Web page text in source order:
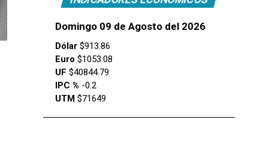
Domingo 09 de Agosto del 2026
Dólar $913.86
Euro $1053.08
UF $40844.79
IPC % -0.2
UTM $71649